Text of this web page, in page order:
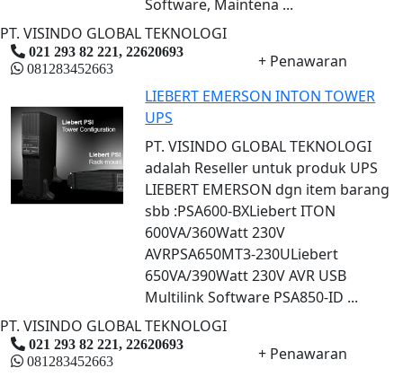
Software, Maintena ...
PT. VISINDO GLOBAL TEKNOLOGI
021 293 82 221, 22620693
081283452663
+ Penawaran
LIEBERT EMERSON INTON TOWER
UPS
PT. VISINDO GLOBAL TEKNOLOGI
adalah Reseller untuk produk UPS
LIEBERT EMERSON dgn item barang
sbb :PSA600-BXLiebert ITON
600VA/360Watt 230V
AVRPSA650MT3-230ULiebert
650VA/390Watt 230V AVR USB
Multilink Software PSA850-ID ...
PT. VISINDO GLOBAL TEKNOLOGI
021 293 82 221, 22620693
081283452663
+ Penawaran